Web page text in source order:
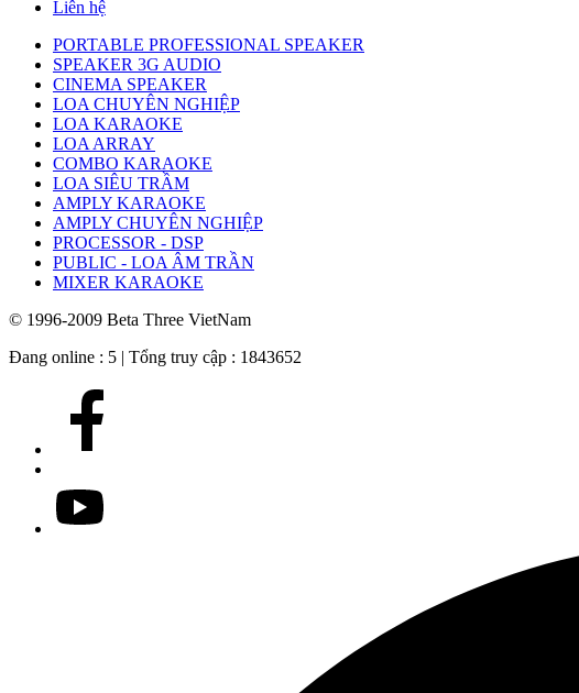
Liên hệ
PORTABLE PROFESSIONAL SPEAKER
SPEAKER 3G AUDIO
CINEMA SPEAKER
LOA CHUYÊN NGHIỆP
LOA KARAOKE
LOA ARRAY
COMBO KARAOKE
LOA SIÊU TRẦM
AMPLY KARAOKE
AMPLY CHUYÊN NGHIỆP
PROCESSOR - DSP
PUBLIC - LOA ÂM TRẦN
MIXER KARAOKE
© 1996-2009 Beta Three VietNam
Đang online : 5 | Tổng truy cập : 1843652